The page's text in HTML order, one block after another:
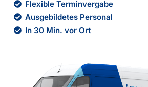
Flexible Terminvergabe
Ausgebildetes Personal
In 30 Min. vor Ort